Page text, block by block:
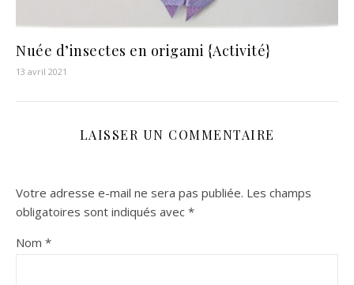
Nuée d’insectes en origami {Activité}
13 avril 2021
LAISSER UN COMMENTAIRE
Votre adresse e-mail ne sera pas publiée. Les champs
obligatoires sont indiqués avec *
Nom *